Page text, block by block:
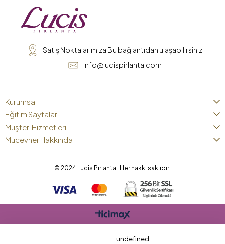
Satış Noktalarımıza Bu bağlantıdan ulaşabilirsiniz
info@lucispirlanta.com
Kurumsal
Eğitim Sayfaları
Müşteri Hizmetleri
Mücevher Hakkında
© 2024 Lucis Pırlanta | Her hakkı saklıdır.
undefined